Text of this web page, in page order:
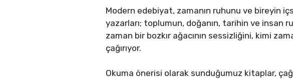
Modern edebiyat, zamanın ruhunu ve bireyin
yazarları; toplumun, doğanın, tarihin ve insan
zaman bir bozkır ağacının sessizliğini, kimi
çağırıyor.
Okuma önerisi olarak sunduğumuz kitaplar,